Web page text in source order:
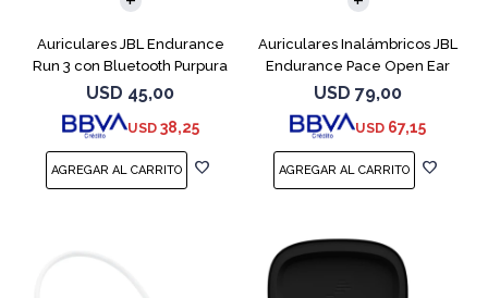
Auriculares JBL Endurance
Run 3 con Bluetooth Purpura
USD 45,00
USD 38,25
Auriculares Inalámbricos JBL
Endurance Pace Open Ear
Purpura
USD 79,00
USD 67,15